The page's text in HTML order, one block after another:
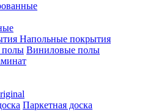
Напольные покрытия
Виниловые полы
Паркетная доска